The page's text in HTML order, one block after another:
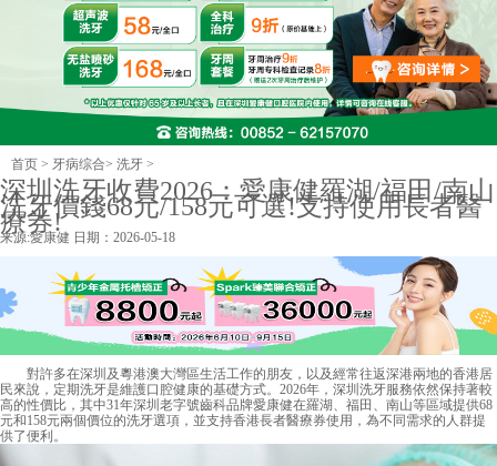
首页 > 牙病综合> 洗牙 >
深圳洗牙收費2026：愛康健羅湖/福田/南山
洗牙價錢68元/158元可選!支持使用長者醫
療券!
来源:愛康健 日期：2026-05-18
對許多在深圳及粵港澳大灣區生活工作的朋友，以及經常往返深港兩地的香港居
民來說，定期洗牙是維護口腔健康的基礎方式。2026年，深圳洗牙服務依然保持著較
高的性價比，其中31年深圳老字號齒科品牌愛康健在羅湖、福田、南山等區域提供68
元和158元兩個價位的洗牙選項，並支持香港長者醫療券使用，為不同需求的人群提
供了便利。